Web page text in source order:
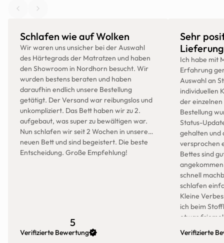
Schlafen wie auf Wolken
Wir waren uns unsicher bei der Auswahl
des Härtegrads der Matratzen und haben
den Showroom in Nordhorn besucht. Wir
wurden bestens beraten und haben
daraufhin endlich unsere Bestellung
getätigt. Der Versand war reibungslos und
unkompliziert. Das Bett haben wir zu 2.
aufgebaut, was super zu bewältigen war.
Nun schlafen wir seit 2 Wochen in unserem
neuen Bett und sind begeistert. Die beste
Entscheidung. Große Empfehlung!
5
Verifizierte Bewertung
Sehr
Lieferung
Ich habe mit
Erfahrung
Auswahl an
individuellen
der einzelnen
Bestellung
Status-
gehalten und
versprochen
Bettes sind
schnell
schlafen
Kleine
ich beim
etwas
Klettstreifen
vorgebohrte
Verifizierte